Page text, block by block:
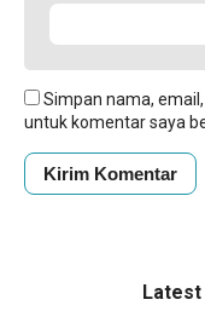
Simpan nama,
untuk komentar saya